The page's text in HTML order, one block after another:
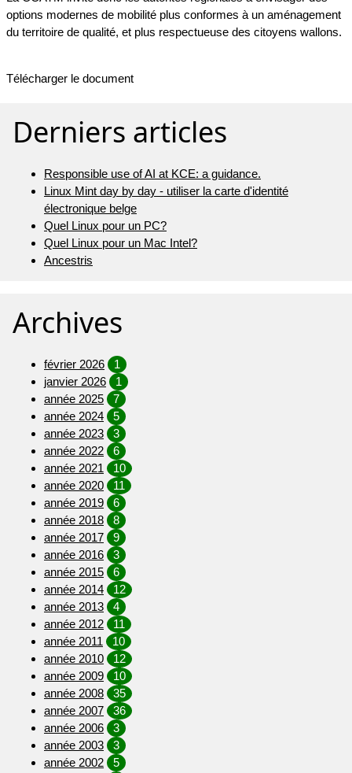
options modernes de mobilité plus conformes à un aménagement
du territoire de qualité, et plus respectueuse des citoyens wallons.
Télécharger le document
Derniers articles
Responsible use of AI at KCE: a guidance.
Linux Mint day by day - utiliser la carte d'identité
électronique belge
Quel Linux pour un PC?
Quel Linux pour un Mac Intel?
Ancestris
Archives
février 2026
1
janvier 2026
1
année 2025
7
année 2024
5
année 2023
3
année 2022
6
année 2021
10
année 2020
11
année 2019
6
année 2018
8
année 2017
9
année 2016
3
année 2015
6
année 2014
12
année 2013
4
année 2012
11
année 2011
10
année 2010
12
année 2009
10
année 2008
35
année 2007
36
année 2006
3
année 2003
3
année 2002
5